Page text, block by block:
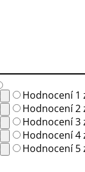
Hodnocení 1
Hodnocení 2
Hodnocení 3
Hodnocení 4
Hodnocení 5